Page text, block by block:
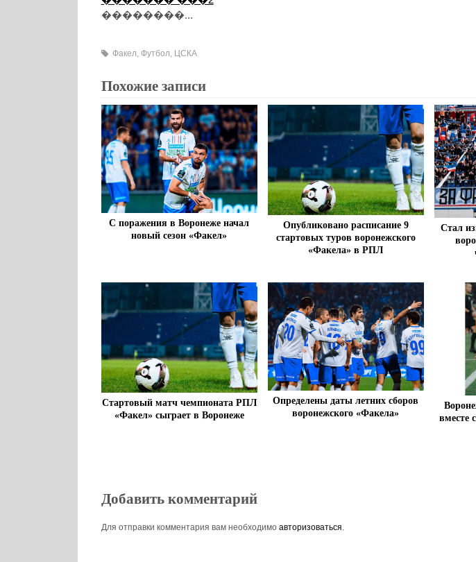
��������...
Факел Футбол ЦСКА
Похожие записи
С поражения в Воронеже начал
новый сезон «Факел»
Опубликовано расписание 9
стартовых туров воронежского
«Факела» в РПЛ
Стал
Стартовый матч чемпионата РПЛ
«Факел» сыграет в Воронеже
Определены даты летних сборов
воронежского «Факела»
вместе
Добавить комментарий
Для отправки комментария вам необходимо авторизоваться.